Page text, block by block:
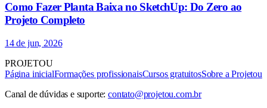
Como Fazer Planta Baixa no SketchUp: Do Zero ao
Projeto Completo
14 de jun, 2026
PROJETOU
Página inicialFormações profissionaisCursos gratuitosSobre a Projetou
Canal de dúvidas e suporte: contato@projetou.com.br